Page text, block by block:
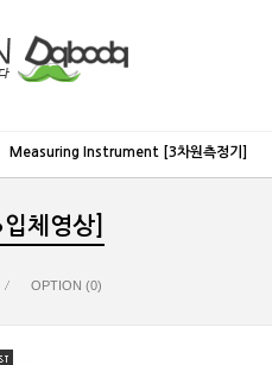
Measuring Instrument [3차원측정기]
체영상]
OPTION (0)